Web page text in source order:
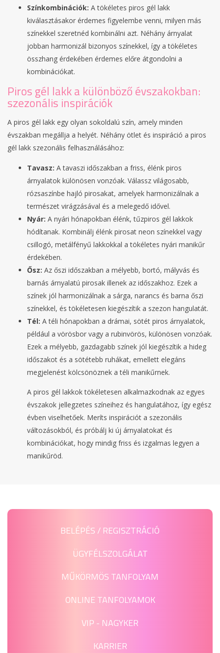
Színkombinációk: A tökéletes piros gél lakk
kiválasztásakor érdemes figyelembe venni, milyen más
színekkel szeretnéd kombinálni azt. Néhány árnyalat
jobban harmonizál bizonyos színekkel, így a tökéletes
összhang érdekében érdemes előre átgondolni a
kombinációkat.
Piros gél lakk a különböző évszakokban:
szezonális inspirációk
A piros gél lakk egy olyan sokoldalú szín, amely minden
évszakban megállja a helyét. Néhány ötlet és inspiráció a piros
gél lakk szezonális felhasználásához:
Tavasz: A tavaszi időszakban a friss, élénk piros
árnyalatok különösen vonzóak. Válassz világosabb,
rózsaszínbe hajló pirosakat, amelyek harmonizálnak a
természet virágzásával és a melegedő idővel.
Nyár: A nyári hónapokban élénk, tűzpiros gél lakkok
hódítanak. Kombinálj élénk pirosat neon színekkel vagy
csillogó, metálfényű lakkokkal a tökéletes nyári manikűr
érdekében.
Ősz: Az őszi időszakban a mélyebb, bortó, mályvás és
barnás árnyalatú pirosak illenek az időszakhoz. Ezek a
színek jól harmonizálnak a sárga, narancs és barna őszi
színekkel, és tökéletesen kiegészítik a szezon hangulatát.
Tél: A téli hónapokban a drámai, sötét piros árnyalatok,
például a vörösbor vagy a rubinvörös, különösen vonzóak.
Ezek a mélyebb, gazdagabb színek jól kiegészítik a hideg
időszakot és a sötétebb ruhákat, emellett elegáns
megjelenést kölcsönöznek a téli manikűrnek.
A piros gél lakkok tökéletesen alkalmazkodnak az egyes
évszakok jellegzetes színeihez és hangulatához, így egész
évben viselhetőek. Meríts inspirációt a szezonális
változásokból, és próbálj ki új árnyalatokat és
kombinációkat, hogy mindig friss és izgalmas legyen a
manikűröd.
BELÉPÉS / REGISZTRÁCIÓ
ÜGYFÉLSZOLGÁLAT
MŰKÖRMÖS TANFOLYAM
ONLINE TANFOLYAMOK
VIP - NAGYKER
KARRIER